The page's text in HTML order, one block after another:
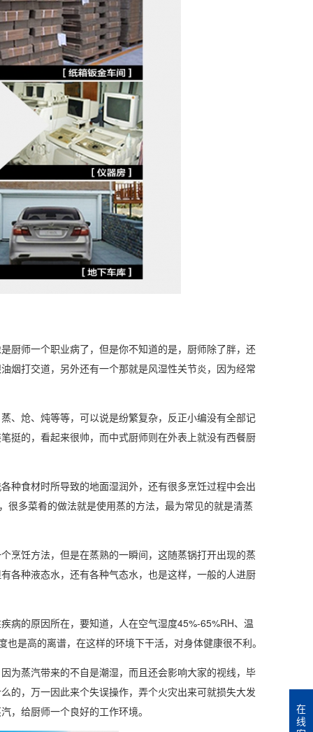
厨师一个职业病了，但是你不知道的是，厨师除了胖，还
烟打交道，另外还有一个那就是风湿性关节炎，因为经常
炝、炖等等，可以说是纷繁复杂，反正小编没有全部记
挺的，看起来很帅，而中式厨师则在外表上就没有西餐厨
种食材时所导致的地面湿润外，还有很多烹饪过程中会出
很多菜肴的做法就是使用蒸的方法，最为常见的就是清蒸
饪方法，但是在蒸熟的一瞬间，这随蒸锅打开出现的蒸
各种液态水，还有各种气态水，也是这样，一般的人进厨
病的原因所在，要知道，人在空气湿度45%-65%RH、温
是高的离谱，在这样的环境下干活，对身体健康很不利。
为蒸汽带来的不自是潮湿，而且还会影响大家的视线，毕
的，万一因此来个失误操作，弄个火灾出来可就损失大发
，给厨师一个良好的工作环境。
在
线